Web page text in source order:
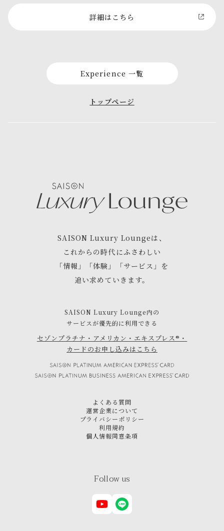
詳細はこちら
Experience 一覧
トップページ
SAISON Luxury Loungeは、
これからの時代にふさわしい
「情報」「体験」「サービス」を
追い求めていきます。
SAISON Luxury Lounge内の
サービスが優先的に利用できる
セゾンプラチナ・アメリカン・エキスプレス®・
カードのお申し込みはこちら
よくある質問
運営企業について
プライバシーポリシー
利用規約
個人情報同意条項
Follow us